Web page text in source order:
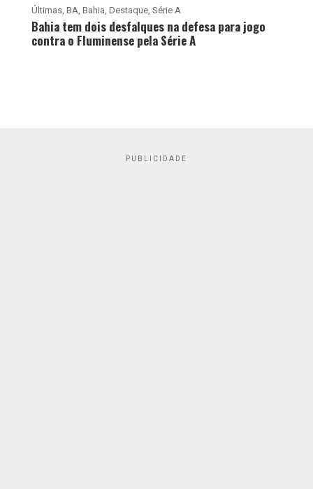
Últimas, BA Bahia Destaque, Série A
Bahia tem dois desfalques na defesa para jogo
contra o Fluminense pela Série A
PUBLICIDADE